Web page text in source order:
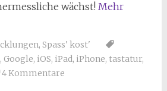
wächst! Mehr
, Spass' kost'
, Google, iOS, iPad, iPhone, tastatur,
4 Kommentare